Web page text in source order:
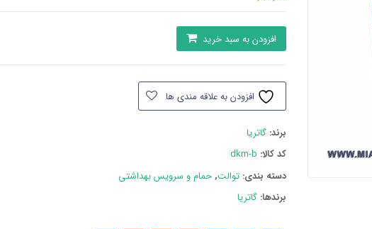
سنگ
توالت
مشکی
DKM
افزودن به سبد خرید
افزودن به علاقه مندی ها
برند: گاتریا
کد کالا: dkm-b
دسته بند‌ی: توالت,حمام و سرویس بهداشتی
برندها: گاتریا